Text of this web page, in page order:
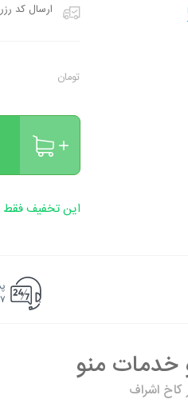
ارسال کد
تومان
این تخفیف فقط
۷ روزه ۲۴ ساعته
منو
کاخ اشراف